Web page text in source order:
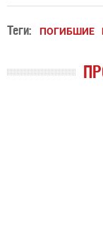
Теги: ПОГИБШИЕ